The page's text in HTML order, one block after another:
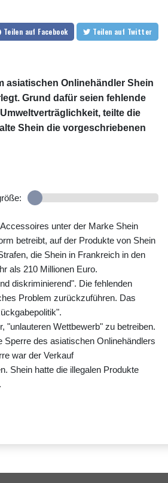
Teilen auf Facebook Teilen auf Twitter
asiatischen Onlinehändler Shein
Grund dafür seien fehlende
teilte die
Shein die vorgeschriebenen
unter der Marke Shein
betreibt, auf der Produkte von Shein
die Shein in Frankreich in den
als 210 Millionen Euro.
diskriminierend". Die fehlenden
Problem zurückzuführen. Das
"unlauteren Wettbewerb" zu betreiben.
Sperre des asiatischen Onlinehändlers
war der Verkauf
Shein hatte die illegalen Produkte